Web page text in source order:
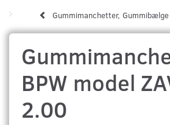
Gummimanchetter,
BPW model
2.00